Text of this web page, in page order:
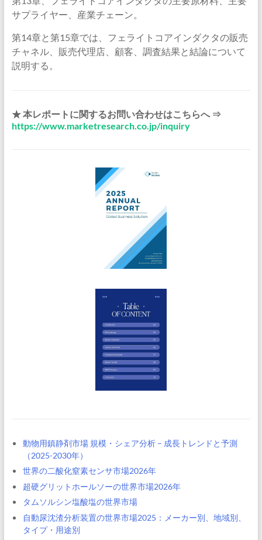
サプライヤー、産業チェーン。
第14章と第15章では、フェライトコアインダクタの販売
チャネル、販売代理店、顧客、調査結果と結論について
説明する。
★ 本レポートに関するお問い合わせはこちらへ ⇒
https://www.marketresearch.co.jp/inquiry
動物用鎮静剤市場 規模・シェア分析 – 成長トレンドと予測
（2025-2030年）
世界の二酸化窒素センサ市場2026年
超硬グリットホールソーの世界市場2026年
タムソルシン塩酸塩の世界市場
自動尿沈渣分析装置の世界市場2025：メーカー別、地域別、
タイプ・用途別